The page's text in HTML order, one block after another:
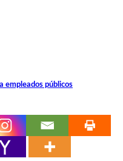
empleados públicos